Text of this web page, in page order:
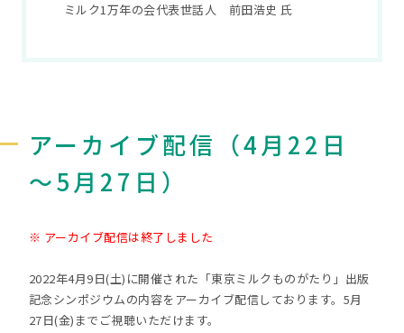
ミルク1万年の会代表世話人 前田浩史 氏
アーカイブ配信（4月22日
～5月27日）
※ アーカイブ配信は終了しました
2022年4月9日(土)に開催された「東京ミルクものがたり」出版
記念シンポジウムの内容をアーカイブ配信しております。5月
27日(金)までご視聴いただけます。